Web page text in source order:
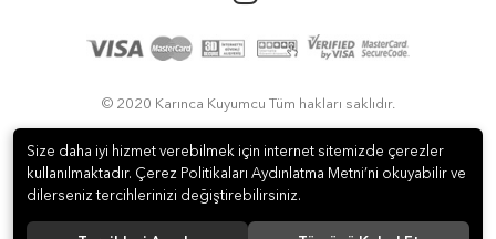
© 2020 Karınca Kuyumcu Tüm hakları saklıdır.
Size daha iyi hizmet verebilmek için internet sitemizde çerezler
kullanılmaktadır. Çerez Politikaları Aydınlatma Metni’ni okuyabilir ve
dilerseniz tercihlerinizi değiştirebilirsiniz.